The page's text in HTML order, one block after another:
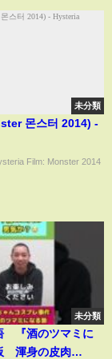
未分類
몬스터 2014) -
Film: Monster 2014
未分類
『酒のツマミに
渾身の皮肉